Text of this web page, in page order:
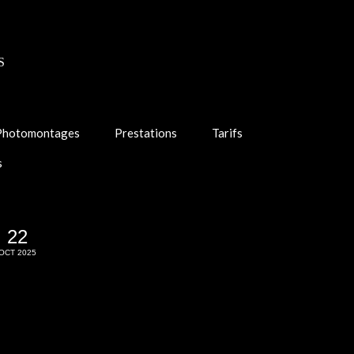
Prestations Tarifs
22
2025